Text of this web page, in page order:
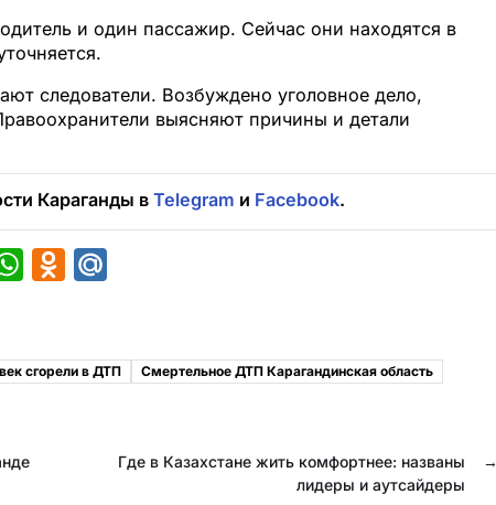
и один пассажир. Сейчас они находятся в
следователи. Возбуждено уголовное дело,
выясняют причины и детали
Караганды в Telegram и Facebook.
W
t
p
o
l
сгорели в ДТП Смертельное ДТП Карагандинская область
→
Где в Казахстане жить комфортнее: названы
лидеры и аутсайдеры